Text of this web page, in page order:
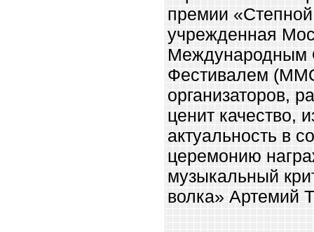
премии
учрежденная
Международным
Фестивалем
организаторов,
ценит качество,
актуальность в
церемонию
музыкальный
волка» Артемий